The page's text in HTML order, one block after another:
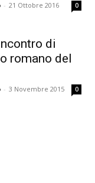
- 21 Ottobre 2016 0
di
romano del
- 3 Novembre 2015 0